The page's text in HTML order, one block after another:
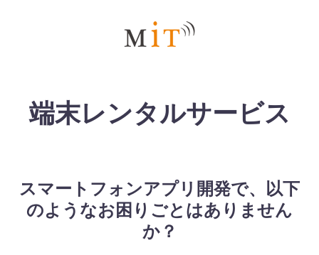
端末レンタルサービス
スマートフォンアプリ開発で、以下
のようなお困りごとはありません
か？